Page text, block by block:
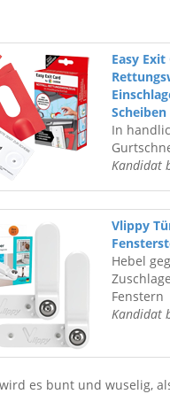
Easy Exit
Scheiben
In
Kandidat
Vlippy
Hebel
Fenstern
Kandidat
es bunt und wuselig,